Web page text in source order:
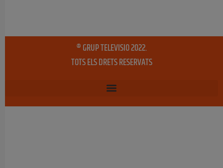
® GRUP TELEVISIO 2022.
TOTS ELS DRETS RESERVATS